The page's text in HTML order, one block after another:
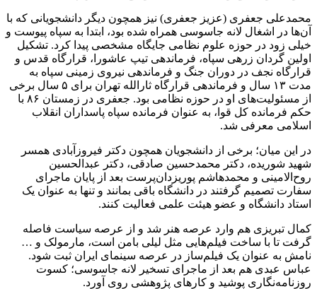
محمدعلی جعفری (عزیز جعفری) نیز همچون دیگر دانشجویانی که با
آن‌ها در اشغال لانه جاسوسی همراه شده بود، ابتدا به سپاه پیوست و
خیلی زود در حوزه علوم نظامی جایگاه مشخصی پیدا کرد. تشکیل
اولین گردان زرهی سپاه، فرماندهی تیپ عاشورا، قرارگاه قدس و
قرارگاه نجف در دوران جنگ و فرماندهی نیروی زمینی سپاه به
مدت ۱۳ سال و فرماندهی قرارگاه ثارالله تهران برای ۵ سال برخی
از مسئولیت‌های او در حوزه نظامی بود. جعفری در زمستان ۸۶ با
حکم فرمانده کل قوا، به عنوان فرمانده سپاه پاسداران انقلاب
اسلامی معرفی شد.
در این میان؛ برخی از دانشجویان همچون دکتر فیروزآبادی همسر
شهید شوریده، دکتر محمدحسین صادقی، دکتر عبدالحسین
روح‌الامینی و محمدهاشم پوریزدان‌‌پرست بعد از پایان ماجرای
سفارت تصمیم گرفتند در دانشگاه‌ باقی بمانند و تنها به عنوان یک
استاد دانشگاه و عضو هیئت علمی فعالیت کنند.
کمال تبریزی هم وارد عرصه هنر شد و از عرصه سیاست فاصله
گرفت تا با ساخت فیلم‌هایی مثل لیلی بامن است، مارمولک و …
نامش به عنوان یک فیلم‌ساز در عرصه سینمای ایران ثبت شود.
عباس عبدی هم بعد از ماجرای تسخیر لانه جاسوسی؛ کسوت
روزنامه‌نگاری پوشید و کارهای پژوهشی روی آورد.